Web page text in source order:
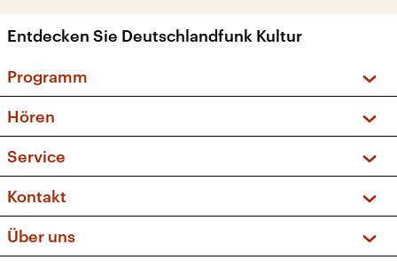
Entdecken Sie Deutschlandfunk Kultur
Programm
Sendungen und Podcasts
Musikliste
Kakadu – Das Kinderprogramm
Hören
Frequenzen (UKW + DAB+)
Service
FAQ
Apps
Newsletter
Kontakt
Social Media
Über uns